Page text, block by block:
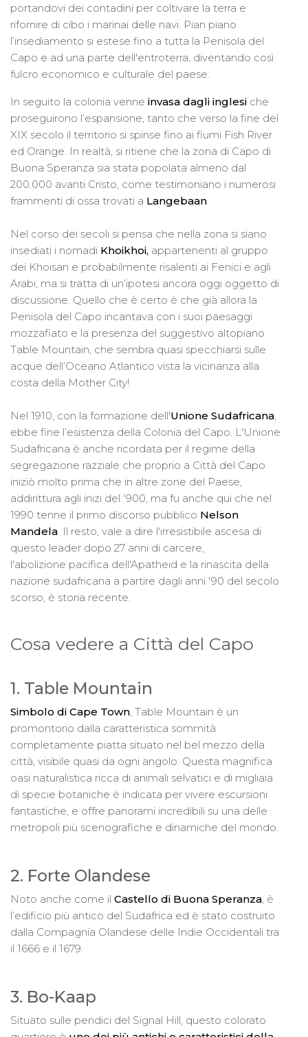
portandovi dei contadini per coltivare la terra e
rifornire di cibo i marinai delle navi. Pian piano
l’insediamento si estese fino a tutta la Penisola del
Capo e ad una parte dell'entroterra, diventando così
fulcro economico e culturale del paese.
In seguito la colonia venne invasa dagli inglesi che
proseguirono l’espansione, tanto che verso la fine del
XIX secolo il territorio si spinse fino ai fiumi Fish River
ed Orange. In realtà, si ritiene che la zona di Capo di
Buona Speranza sia stata popolata almeno dal
200.000 avanti Cristo, come testimoniano i numerosi
frammenti di ossa trovati a Langebaan
Nel corso dei secoli si pensa che nella zona si siano
insediati i nomadi Khoikhoi, appartenenti al gruppo
dei Khoisan e probabilmente risalenti ai Fenici e agli
Arabi, ma si tratta di un’ipotesi ancora oggi oggetto di
discussione. Quello che è certo è che già allora la
Penisola del Capo incantava con i suoi paesaggi
mozzafiato e la presenza del suggestivo altopiano
Table Mountain, che sembra quasi specchiarsi sulle
acque dell’Oceano Atlantico vista la vicinanza alla
costa della Mother City!
Nel 1910, con la formazione dell'Unione Sudafricana
ebbe fine l’esistenza della Colonia del Capo. L'Unione
Sudafricana è anche ricordata per il regime della
segregazione razziale che proprio a Città del Capo
iniziò molto prima che in altre zone del Paese,
addirittura agli inizi del ‘900, ma fu anche qui che nel
1990 tenne il primo discorso pubblico Nelson
Mandela . Il resto, vale a dire l'irresistibile ascesa di
questo leader dopo 27 anni di carcere,
l'abolizione pacifica dell'Apatheid e la rinascita della
nazione sudafricana a partire dagli anni '90 del secolo
scorso, è storia recente.
Cosa vedere a Città del Capo
1. Table Mountain
Simbolo di Cape Town , Table Mountain è un
promontorio dalla caratteristica sommità
completamente piatta situato nel bel mezzo della
città, visibile quasi da ogni angolo. Questa magnifica
oasi naturalistica ricca di animali selvatici e di migliaia
di specie botaniche è indicata per vivere escursioni
fantastiche, e offre panorami incredibili su una delle
metropoli più scenografiche e dinamiche del mondo.
2. Forte Olandese
Noto anche come il Castello di Buona Speranza , è
l’edificio più antico del Sudafrica ed è stato costruito
dalla Compagnia Olandese delle Indie Occidentali tra
il 1666 e il 1679.
3. Bo-Kaap
Situato sulle pendici del Signal Hill, questo colorato